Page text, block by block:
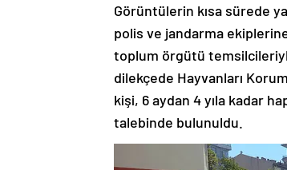
Görüntülerin kısa sürede
polis ve jandarma
toplum örgütü
dilekçede Hayvanları
kişi, 6 aydan 4 yıla kadar
talebinde bulunuldu.